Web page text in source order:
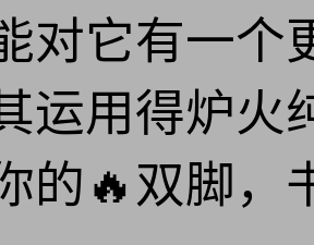
对它有一个
运用得炉火
的🔥双脚，